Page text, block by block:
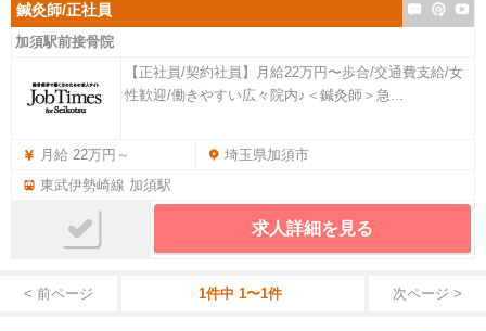
鍼灸師/正社員
加須駅前接骨院
【正社員/契約社員】月給22万円〜歩合/交通費支給/女
性歓迎/働きやすい広々院内♪＜鍼灸師＞急...
月給 22万円～
埼玉県加須市
東武伊勢崎線 加須駅
求人詳細を見る
< 前ページ 1件中 1〜1件 次ページ >